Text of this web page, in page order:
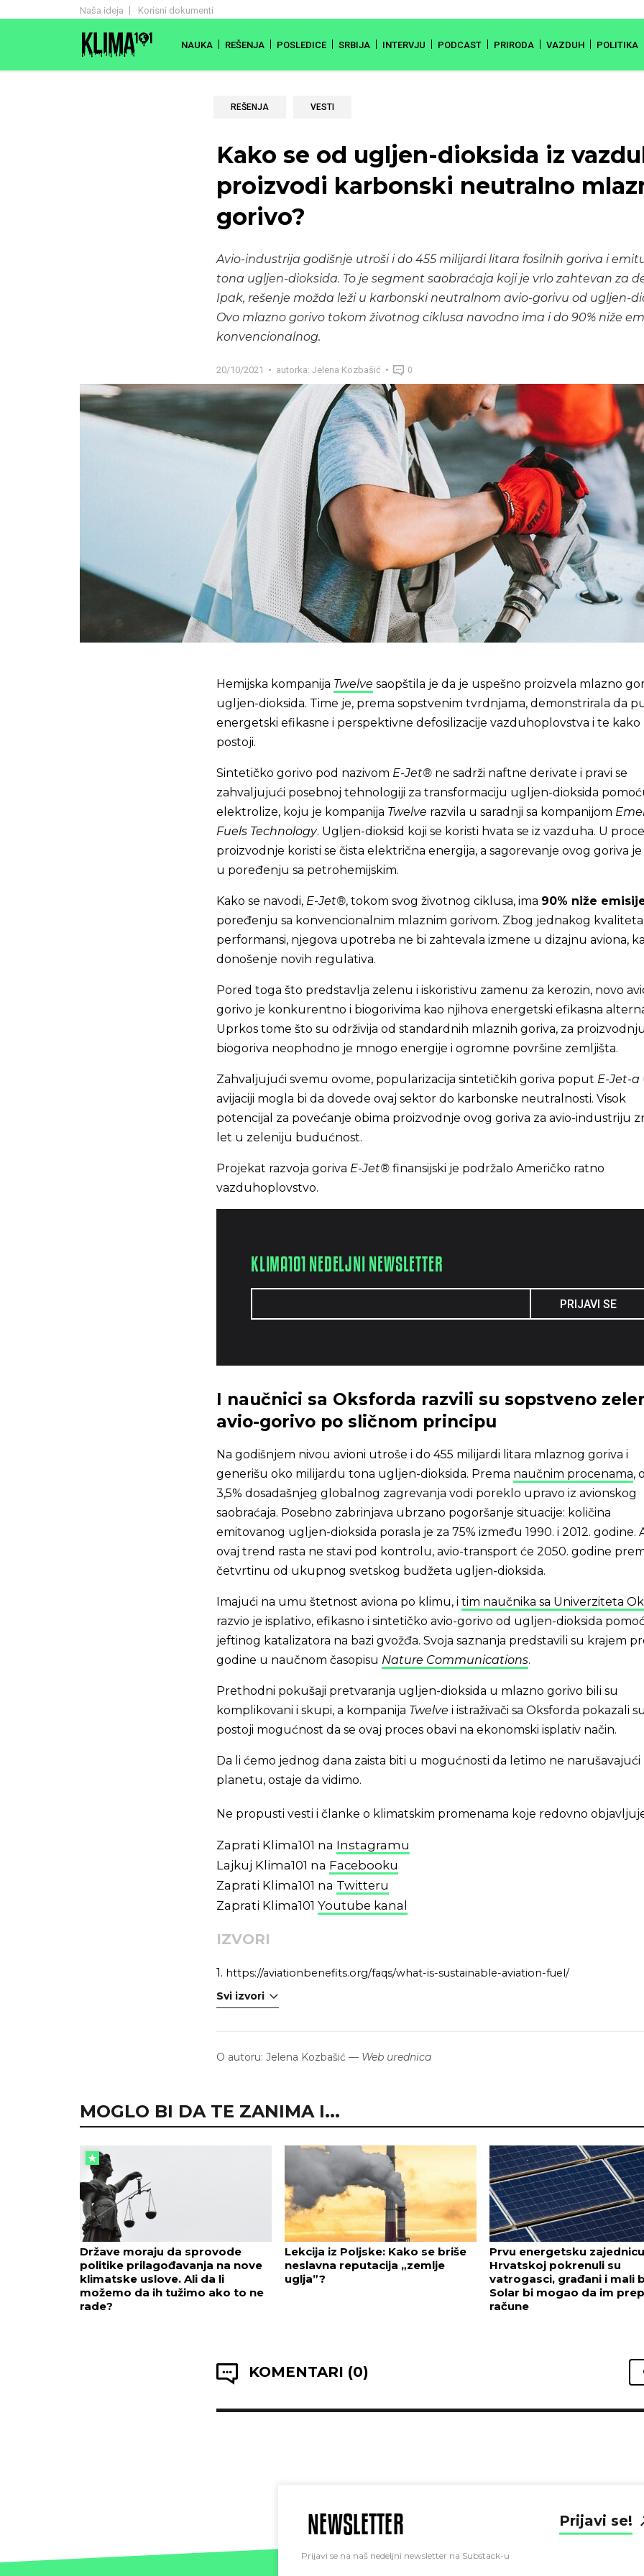
Naša ideja Korisni dokumenti
NAUKA REŠENJA POSLEDICE SRBIJA INTERVJU PODCAST PRIRODA VAZDUH POLITIKA
REŠENJA VESTI
Kako se od ugljen-dioksida iz
proizvodi karbonski neutralno
gorivo?
Avio-industrija godišnje utroši i do 455 milijardi litara fosilnih goriva i
tona ugljen-dioksida. To je segment saobraćaja koji je vrlo zahtevan za
Ipak, rešenje možda leži u karbonski neutralnom avio-gorivu od ugljen-
Ovo mlazno gorivo tokom životnog ciklusa navodno ima i do 90% niže
konvencionalnog.
20/10/2021 autorka: Jelena Kozbašić 0
Hemijska kompanija Twelve saopštila je da je uspešno proizvela mlazno
ugljen-dioksida. Time je, prema sopstvenim tvrdnjama, demonstrirala da
energetski efikasne i perspektivne defosilizacije vazduhoplovstva i te kako
postoji.
Sintetičko gorivo pod nazivom E-Jet® ne sadrži naftne derivate i pravi se
zahvaljujući posebnoj tehnologiji za transformaciju ugljen-dioksida
elektrolize, koju je kompanija Twelve razvila u saradnji sa kompanijom
Fuels Technology. Ugljen-dioksid koji se koristi hvata se iz vazduha. U
proizvodnje koristi se čista električna energija, a sagorevanje ovog goriva je
u poređenju sa petrohemijskim.
Kako se navodi, E-Jet®, tokom svog životnog ciklusa, ima 90% niže
poređenju sa konvencionalnim mlaznim gorivom. Zbog jednakog kvaliteta
performansi, njegova upotreba ne bi zahtevala izmene u dizajnu aviona,
donošenje novih regulativa.
Pored toga što predstavlja zelenu i iskoristivu zamenu za kerozin, novo
gorivo je konkurentno i biogorivima kao njihova energetski efikasna
Uprkos tome što su održivija od standardnih mlaznih goriva, za proizvodnju
biogoriva neophodno je mnogo energije i ogromne površine zemljišta.
Zahvaljujući svemu ovome, popularizacija sintetičkih goriva poput E-Jet-a
avijaciji mogla bi da dovede ovaj sektor do karbonske neutralnosti. Visok
potencijal za povećanje obima proizvodnje ovog goriva za avio-industriju
let u zeleniju budućnost.
Projekat razvoja goriva E-Jet® finansijski je podržalo Američko ratno
vazduhoplovstvo.
KLIMA101 NEDELJNI NEWSLETTER
PRIJAVI SE
I naučnici sa Oksforda razvili su sopstveno
avio-gorivo po sličnom principu
Na godišnjem nivou avioni utroše i do 455 milijardi litara mlaznog goriva i
generišu oko milijardu tona ugljen-dioksida. Prema naučnim procenama,
3,5% dosadašnjeg globalnog zagrevanja vodi poreklo upravo iz avionskog
saobraćaja. Posebno zabrinjava ubrzano pogoršanje situacije: količina
emitovanog ugljen-dioksida porasla je za 75% između 1990. i 2012. godine.
ovaj trend rasta ne stavi pod kontrolu, avio-transport će 2050. godine
četvrtinu od ukupnog svetskog budžeta ugljen-dioksida.
Imajući na umu štetnost aviona po klimu, i tim naučnika sa Univerziteta
razvio je isplativo, efikasno i sintetičko avio-gorivo od ugljen-dioksida
jeftinog katalizatora na bazi gvožđa. Svoja saznanja predstavili su krajem
godine u naučnom časopisu Nature Communications.
Prethodni pokušaji pretvaranja ugljen-dioksida u mlazno gorivo bili su
komplikovani i skupi, a kompanija Twelve i istraživači sa Oksforda pokazali
postoji mogućnost da se ovaj proces obavi na ekonomski isplativ način.
Da li ćemo jednog dana zaista biti u mogućnosti da letimo ne narušavajući
planetu, ostaje da vidimo.
Ne propusti vesti i članke o klimatskim promenama koje redovno
Zaprati Klima101 na Instagramu
Lajkuj Klima101 na Facebooku
Zaprati Klima101 na Twitteru
Zaprati Klima101 Youtube kanal
IZVORI
1. https://aviationbenefits.org/faqs/what-is-sustainable-aviation-fuel/
Svi izvori
O autoru: Jelena Kozbašić — Web urednica
MOGLO BI DA TE ZANIMA I...
Države moraju da sprovode
politike prilagođavanja na nove
klimatske uslove. Ali da li
možemo da ih tužimo ako to ne
rade?
Lekcija iz Poljske: Kako se briše
neslavna reputacija „zemlje
uglja”?
Prvu energetsku
Hrvatskoj pokrenuli su
vatrogasci, građani i mali
Solar bi mogao da im
račune
KOMENTARI (0)
NEWSLETTER Prijavi se!
Prijavi se na naš nedeljni newsletter na Substack-u